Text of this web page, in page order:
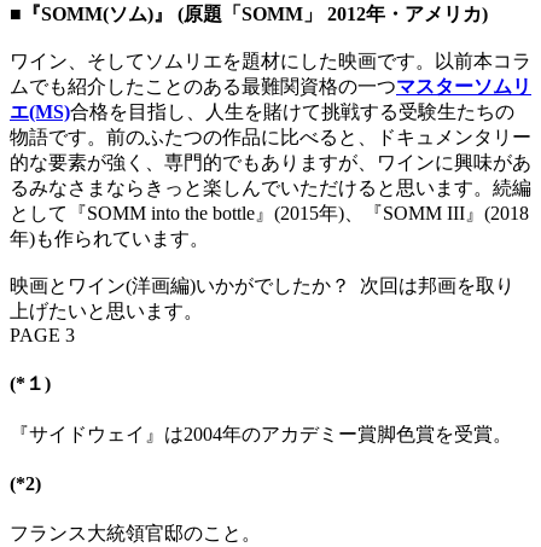
■ 『SOMM(ソム)』 (原題「SOMM」 2012年・アメリカ)
ワイン、そしてソムリエを題材にした映画です。以前本コラ
ムでも紹介したことのある最難関資格の一つマスターソムリ
エ(MS)合格を目指し、人生を賭けて挑戦する受験生たちの
物語です。前のふたつの作品に比べると、ドキュメンタリー
的な要素が強く、専門的でもありますが、ワインに興味があ
るみなさまならきっと楽しんでいただけると思います。続編
として『SOMM into the bottle』(2015年)、『SOMM III』(2018
年)も作られています。
映画とワイン(洋画編)いかがでしたか？ 次回は邦画を取り
上げたいと思います。
PAGE 3
(*１)
『サイドウェイ』は2004年のアカデミー賞脚色賞を受賞。
(*2)
フランス大統領官邸のこと。